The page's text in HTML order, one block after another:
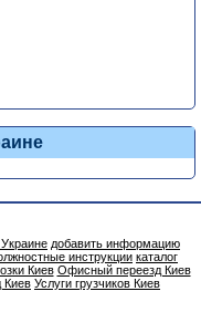
добавить информацию
инструкции каталог
Киев Офисный переезд Киев
Киев Услуги грузчиков Киев